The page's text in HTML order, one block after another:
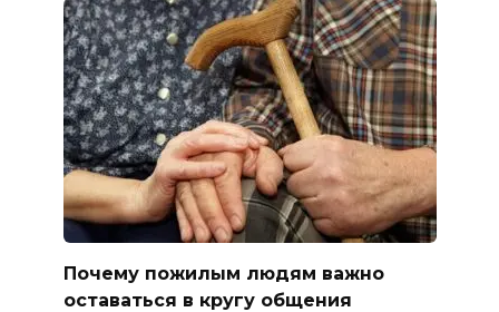
Почему пожилым людям важно
оставаться в кругу общения